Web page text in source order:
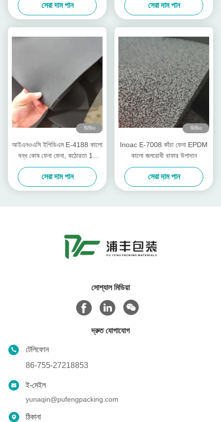
সেরা দাম পান সেরা দাম পান
ভিডিও
আইএনওএসি ইপিডিএম E-4188 কালো
বন্ধ কোষ ফেনা ফেনা, কঠোরতা 10
Asker-c
সেরা দাম পান
ভিডিও
Inoac E-7008 কাঁচা ফেনা EPDM
কালো জলরোধী বাফার উপাদান
সেরা দাম পান
সোশ্যাল মিডিয়া
দ্রুত যোগাযোগ
টেলিফোন
86-755-27218853
ই-মেইল
yunaqin@pufengpacking.com
ঠিকানা